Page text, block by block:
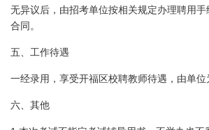
无异议后，由招考单位按相关规定办理聘用手
合同。
五、工作待遇
一经录用，享受开福区校聘教师待遇，由单位
六、其他